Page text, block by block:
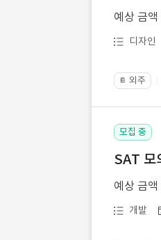
예상 금액
디자인
📔 외주
모집 중
SAT 모
예상 금액
개발